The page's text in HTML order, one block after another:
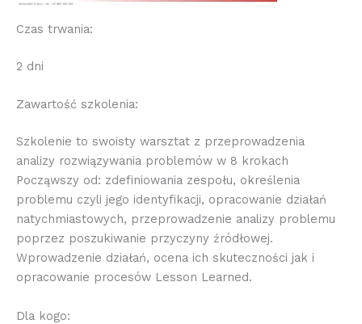
Czas trwania:
2 dni
Zawartość szkolenia:
Szkolenie to swoisty warsztat z przeprowadzenia
analizy rozwiązywania problemów w 8 krokach
Począwszy od: zdefiniowania zespołu, określenia
problemu czyli jego identyfikacji, opracowanie działań
natychmiastowych, przeprowadzenie analizy problemu
poprzez poszukiwanie przyczyny źródłowej.
Wprowadzenie działań, ocena ich skuteczności jak i
opracowanie procesów Lesson Learned.
Dla kogo: